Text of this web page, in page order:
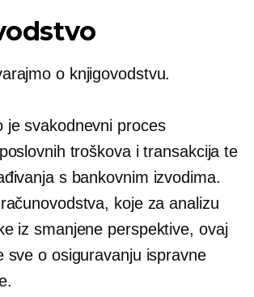
o knjigovodstvu.
je svakodnevni proces
troškova i transakcija te
s bankovnim izvodima.
koje za analizu
iz smanjene perspektive, ovaj
sve o osiguravanju ispravne